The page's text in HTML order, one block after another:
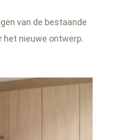
van de bestaande
het nieuwe ontwerp.